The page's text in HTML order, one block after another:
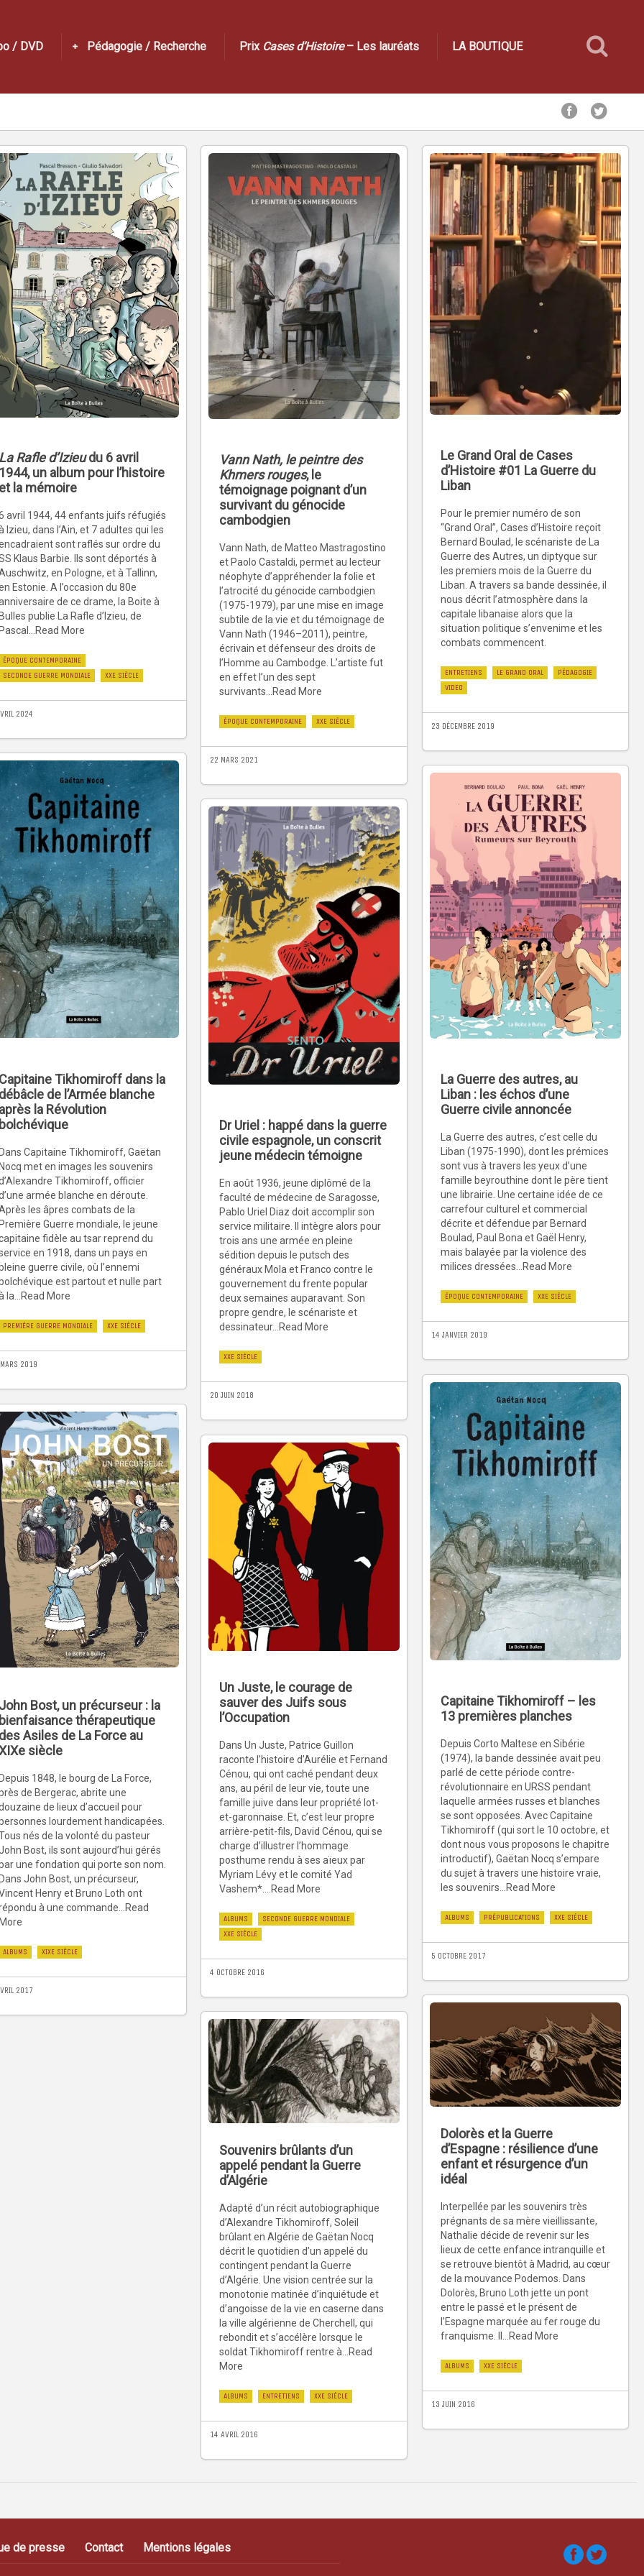
/ DVD Pédagogie / Recherche Prix Cases d’Histoire– Les lauréats LA BOUTIQUE
Rafle d’Izieudu 6 avril
un album pour l’histoire
la mémoire
avril 1944, 44 enfants juifs réfugiés
Izieu, dans l’Ain, et 7 adultes qui les
sont raflés sur ordre du
Klaus Barbie. Ils sont déportés à
en Pologne, et à Tallinn,
Estonie. A l’occasion du 80e
de ce drame, la Boite à
publie La Rafle d’Izieu, de
More
ÉPOQUE CONTEMPORAINE
SECONDE GUERRE MONDIALE
XXE SIÈCLE
2024
Vann Nath, le peintre des
Khmers rouges, le
témoignage poignant d’un
survivant du génocide
cambodgien
Vann Nath, de Matteo Mastragostino
et Paolo Castaldi, permet au lecteur
néophyte d’appréhender la folie et
l’atrocité du génocide cambodgien
(1975-1979), par une mise en image
subtile de la vie et du témoignage de
Vann Nath (1946–2011), peintre,
écrivain et défenseur des droits de
l’Homme au Cambodge. L’artiste fut
en effet l’un des sept
survivants...Read More
ÉPOQUE CONTEMPORAINE XXE SIÈCLE
22 MARS 2021
Le Grand Oral de Cases
d’Histoire #01 La Guerre du
Liban
Pour le premier numéro de son
“Grand Oral”, Cases d’Histoire reçoit
Bernard Boulad, le scénariste de La
Guerre des Autres, un diptyque sur
les premiers mois de la Guerre du
Liban. A travers sa bande dessinée, il
nous décrit l’atmosphère dans la
capitale libanaise alors que la
situation politique s’envenime et les
combats commencent.
ENTRETIENS LE GRAND ORAL
PÉDAGOGIE
VIDEO
23 DÉCEMBRE 2019
Tikhomiroff dans la
de l’Armée blanche
la Révolution
Capitaine Tikhomiroff, Gaëtan
met en images les souvenirs
Tikhomiroff, officier
armée blanche en déroute.
les âpres combats de la
Guerre mondiale, le jeune
fidèle au tsar reprend du
en 1918, dans un pays en
guerre civile, où l’ennemi
est partout et nulle part
la...Read More
PREMIÈRE GUERRE MONDIALE XXE SIÈCLE
2019
La Guerre des autres, au
Liban : les échos d’une
Guerre civile annoncée
La Guerre des autres, c’est celle du
Liban (1975-1990), dont les prémices
sont vus à travers les yeux d’une
famille beyrouthine dont le père tient
une librairie. Une certaine idée de ce
carrefour culturel et commercial
décrite et défendue par Bernard
Boulad, Paul Bona et Gaël Henry,
mais balayée par la violence des
milices dressées...Read More
ÉPOQUE CONTEMPORAINE XXE SIÈCLE
14 JANVIER 2019
Dr Uriel : happé dans la guerre
civile espagnole, un conscrit
jeune médecin témoigne
En août 1936, jeune diplômé de la
faculté de médecine de Saragosse,
Pablo Uriel Diaz doit accomplir son
service militaire. Il intègre alors pour
trois ans une armée en pleine
sédition depuis le putsch des
généraux Mola et Franco contre le
gouvernement du frente popular
deux semaines auparavant. Son
propre gendre, le scénariste et
dessinateur...Read More
XXE SIÈCLE
20 JUIN 2018
Capitaine Tikhomiroff – les
13 premières planches
Depuis Corto Maltese en Sibérie
(1974), la bande dessinée avait peu
parlé de cette période contre-
révolutionnaire en URSS pendant
laquelle armées russes et blanches
se sont opposées. Avec Capitaine
Tikhomiroff (qui sort le 10 octobre, et
dont nous vous proposons le chapitre
introductif), Gaëtan Nocq s’empare
du sujet à travers une histoire vraie,
les souvenirs...Read More
ALBUMS PRÉPUBLICATIONS XXE SIÈCLE
5 OCTOBRE 2017
Bost, un précurseur : la
thérapeutique
Asiles de La Force au
siècle
1848, le bourg de La Force,
de Bergerac, abrite une
de lieux d’accueil pour
lourdement handicapées.
nés de la volonté du pasteur
Bost, ils sont aujourd’hui gérés
une fondation qui porte son nom.
John Bost, un précurseur,
Henry et Bruno Loth ont
à une commande...Read
ALBUMS XIXE SIÈCLE
2017
Un Juste, le courage de
sauver des Juifs sous
l’Occupation
Dans Un Juste, Patrice Guillon
raconte l’histoire d’Aurélie et Fernand
Cénou, qui ont caché pendant deux
ans, au péril de leur vie, toute une
famille juive dans leur propriété lot-
et-garonnaise. Et, c’est leur propre
arrière-petit-fils, David Cénou, qui se
charge d’illustrer l’hommage
posthume rendu à ses aïeux par
Myriam Lévy et le comité Yad
Vashem*....Read More
ALBUMS
SECONDE GUERRE MONDIALE
XXE SIÈCLE
4 OCTOBRE 2016
Dolorès et la Guerre
d’Espagne : résilience d’une
enfant et résurgence d’un
idéal
Interpellée par les souvenirs très
prégnants de sa mère vieillissante,
Nathalie décide de revenir sur les
lieux de cette enfance intranquille et
se retrouve bientôt à Madrid, au cœur
de la mouvance Podemos. Dans
Dolorès, Bruno Loth jette un pont
entre le passé et le présent de
l’Espagne marquée au fer rouge du
franquisme. Il...Read More
ALBUMS XXE SIÈCLE
13 JUIN 2016
Souvenirs brûlants d’un
appelé pendant la Guerre
d’Algérie
Adapté d’un récit autobiographique
d’Alexandre Tikhomiroff, Soleil
brûlant en Algérie de Gaëtan Nocq
décrit le quotidien d’un appelé du
contingent pendant la Guerre
d’Algérie. Une vision centrée sur la
monotonie matinée d’inquiétude et
d’angoisse de la vie en caserne dans
la ville algérienne de Cherchell, qui
rebondit et s’accélère lorsque le
soldat Tikhomiroff rentre à...Read
More
ALBUMS ENTRETIENS XXE SIÈCLE
14 AVRIL 2016
de presse Contact Mentions légales